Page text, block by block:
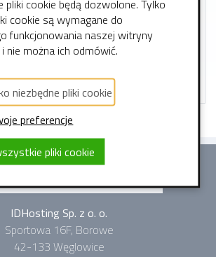
formie otrzymam fakturę VAT?
IDHosting Sp. z o. o.
Sportowa 16F, Borowe
42-133 Węglowice
pliki cookie będą dozwolone. Tylko
cookie są wymagane do
funkcjonowania naszej witryny
nie można ich odmówić.
niezbędne pliki cookie
preferencje
pliki cookie